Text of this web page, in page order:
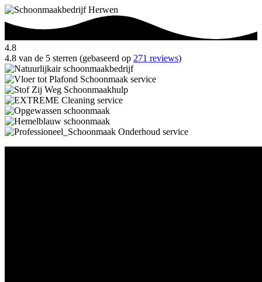
4.8
4.8 van de 5 sterren (gebaseerd op 271 reviews)